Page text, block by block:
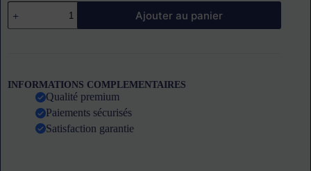
quantité
de
Vitrine
bacs
couvercle
Ajouter au panier
INFORMATIONS COMPLEMENTAIRES
Qualité premium
Paiements sécurisés
Satisfaction garantie